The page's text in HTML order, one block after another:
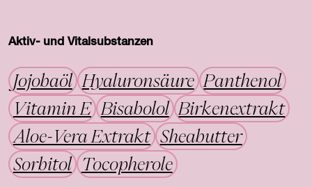
Aktiv- und Vitalsubstanzen
Jojobaöl Hyaluronsäure
Panthenol
Vitamin E
Bisabolol
Birkenextrakt
Aloe-Vera Extrakt Sheabutter
Sorbitol
Tocopherole